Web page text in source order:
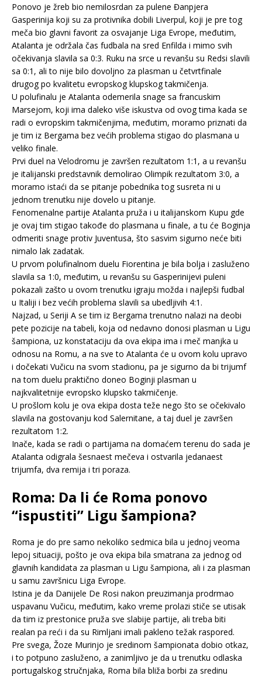
Ponovo je žreb bio nemilosrdan za pulene Đanpjera
Gasperinija koji su za protivnika dobili Liverpul, koji je pre tog
meča bio glavni favorit za osvajanje Liga Evrope, međutim,
Atalanta je održala čas fudbala na sred Enfilda i mimo svih
očekivanja slavila sa 0:3. Ruku na srce u revanšu su Redsi slavili
sa 0:1, ali to nije bilo dovoljno za plasman u četvrtfinale
drugog po kvalitetu evropskog klupskog takmičenja.
U polufinalu je Atalanta odemerila snage sa francuskim
Marsejom, koji ima daleko više iskustva od ovog tima kada se
radi o evropskim takmičenjima, međutim, moramo priznati da
je tim iz Bergama bez većih problema stigao do plasmana u
veliko finale.
Prvi duel na Velodromu je završen rezultatom 1:1, a u revanšu
je italijanski predstavnik demolirao Olimpik rezultatom 3:0, a
moramo istaći da se pitanje pobednika tog susreta ni u
jednom trenutku nije dovelo u pitanje.
Fenomenalne partije Atalanta pruža i u italijanskom Kupu gde
je ovaj tim stigao takođe do plasmana u finale, a tu će Boginja
odmeriti snage protiv Juventusa, što sasvim sigurno neće biti
nimalo lak zadatak.
U prvom polufinalnom duelu Fiorentina je bila bolja i zasluženo
slavila sa 1:0, međutim, u revanšu su Gasperinijevi puleni
pokazali zašto u ovom trenutku igraju možda i najlepši fudbal
u Italiji i bez većih problema slavili sa ubedljivih 4:1.
Najzad, u Seriji A se tim iz Bergama trenutno nalazi na deobi
pete pozicije na tabeli, koja od nedavno donosi plasman u Ligu
šampiona, uz konstataciju da ova ekipa ima i meč manjka u
odnosu na Romu, a na sve to Atalanta će u ovom kolu upravo
i dočekati Vučicu na svom stadionu, pa je sigurno da bi trijumf
na tom duelu praktično doneo Boginji plasman u
najkvalitetnije evropsko klupsko takmičenje.
U prošlom kolu je ova ekipa dosta teže nego što se očekivalo
slavila na gostovanju kod Salernitane, a taj duel je završen
rezultatom 1:2.
Inače, kada se radi o partijama na domaćem terenu do sada je
Atalanta odigrala šesnaest mečeva i ostvarila jedanaest
trijumfa, dva remija i tri poraza.
Roma: Da li će Roma ponovo
“ispustiti” Ligu šampiona?
Roma je do pre samo nekoliko sedmica bila u jednoj veoma
lepoj situaciji, pošto je ova ekipa bila smatrana za jednog od
glavnih kandidata za plasman u Ligu šampiona, ali i za plasman
u samu završnicu Liga Evrope.
Istina je da Danijele De Rosi nakon preuzimanja prodrmao
uspavanu Vučicu, međutim, kako vreme prolazi stiče se utisak
da tim iz prestonice pruža sve slabije partije, ali treba biti
realan pa reći i da su Rimljani imali pakleno težak raspored.
Pre svega, Žoze Murinjo je sredinom šampionata dobio otkaz,
i to potpuno zasluženo, a zanimljivo je da u trenutku odlaska
portugalskog stručnjaka, Roma bila bliža borbi za sredinu